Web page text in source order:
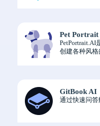
Pet
PetPortrait.AI
创建各种风格
GitBook AI
通过快速问答